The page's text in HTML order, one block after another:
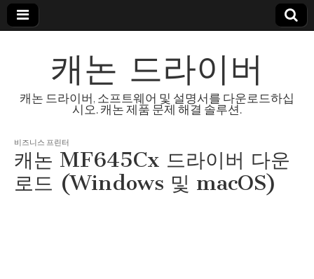
캐논 드라이버
캐논 드라이버, 소프트웨어 및 설명서를 다운로드하십
시오. 캐논 제품 문제 해결 솔루션.
비즈니스 프린터
캐논 MF645Cx 드라이버 다운
로드 (Windows 및 macOS)